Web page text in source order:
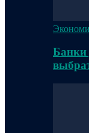
Банки